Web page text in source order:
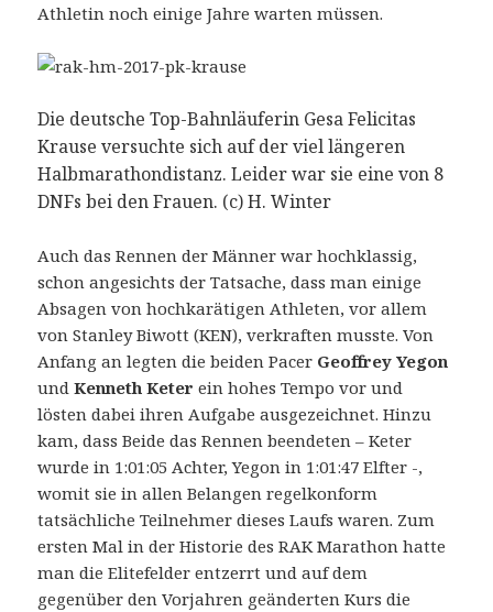
Athletin noch einige Jahre warten müssen.
Die deutsche Top-Bahnläuferin Gesa Felicitas
Krause versuchte sich auf der viel längeren
Halbmarathondistanz. Leider war sie eine von 8
DNFs bei den Frauen. (c) H. Winter
Auch das Rennen der Männer war hochklassig,
schon angesichts der Tatsache, dass man einige
Absagen von hochkarätigen Athleten, vor allem
von Stanley Biwott (KEN), verkraften musste. Von
Anfang an legten die beiden Pacer Geoffrey Yegon
undKenneth Keter ein hohes Tempo vor und
lösten dabei ihren Aufgabe ausgezeichnet. Hinzu
kam, dass Beide das Rennen beendeten – Keter
wurde in 1:01:05 Achter, Yegon in 1:01:47 Elfter -,
womit sie in allen Belangen regelkonform
tatsächliche Teilnehmer dieses Laufs waren. Zum
ersten Mal in der Historie des RAK Marathon hatte
man die Elitefelder entzerrt und auf dem
gegenüber den Vorjahren geänderten Kurs die